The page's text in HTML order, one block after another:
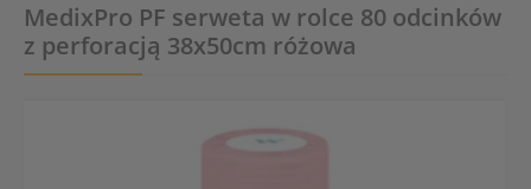
MedixPro PF serweta w rolce 80 odcinków
z perforacją 38x50cm różowa